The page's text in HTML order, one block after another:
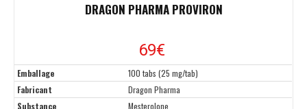
DRAGON PHARMA PROVIRON
69€
Emballage
100 tabs (25 mg/tab)
Fabricant
Dragon Pharma
Substance
Mesterolone